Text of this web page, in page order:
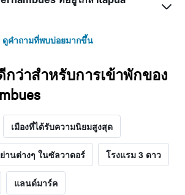
ดูคำถามที่พบบ่อยมากขึ้น
ว่าสำหรับการเข้าพักของ
เมืองที่ได้รับความนิยมสูงสุด
ย่านต่างๆ ในซัลวาดอร์ โรงแรม 3 ดาว
แลนด์มาร์ค